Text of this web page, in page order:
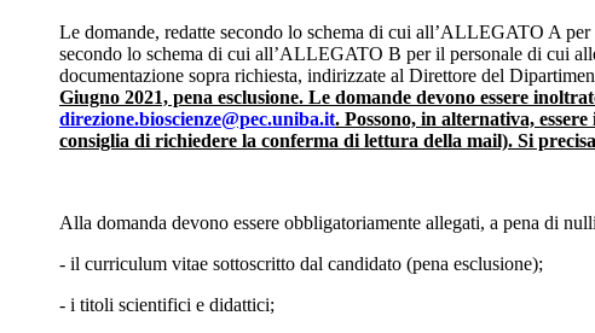
Le domande, redatte secondo lo schema di cui all’ALLEGATO A
secondo lo schema di cui all’ALLEGATO B per il personale di cui
documentazione sopra richiesta, indirizzate al Direttore del
Giugno 2021, pena esclusione. Le domande devono essere
direzione.bioscienze@pec.uniba.it. Possono, in alternativa,
consiglia di richiedere la conferma di lettura della mail). Si
Alla domanda devono essere obbligatoriamente allegati, a pena di
- il curriculum vitae sottoscritto dal candidato (pena esclusione);
- i titoli scientifici e didattici;